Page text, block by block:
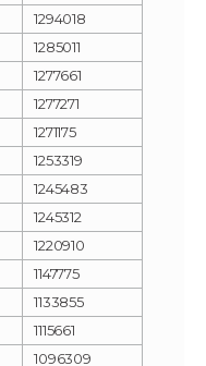
1294018
1285011
1277661
1277271
1271175
1253319
1245483
1245312
1220910
1147775
1133855
1115661
1096309